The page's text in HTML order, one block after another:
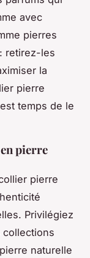
avec
pierres
retirez-les
la
pierre
temps de le
pierre
pierre
Privilégiez
naturelle